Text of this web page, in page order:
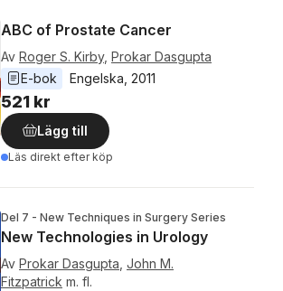
ABC of Prostate Cancer
Av Roger S. Kirby, Prokar Dasgupta
E-bok
Engelska 2011
521 kr
Lägg till
Läs direkt efter köp
Del 7 - New Techniques in Surgery Series
New Technologies in Urology
Av Prokar Dasgupta John M.
Fitzpatrick m. fl.